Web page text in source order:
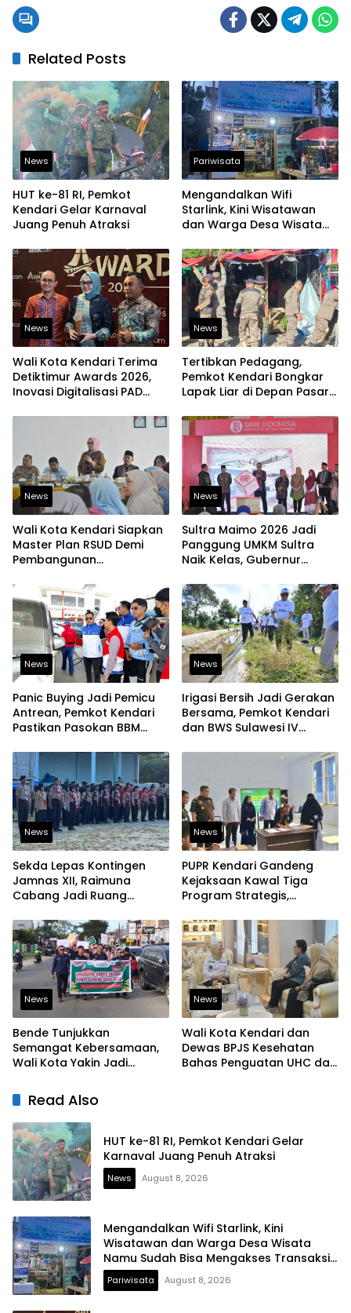
Related Posts
News
HUT ke-81 RI, Pemkot
Kendari Gelar Karnaval
Juang Penuh Atraksi
Pariwisata
Mengandalkan Wifi
Starlink, Kini Wisatawan
dan Warga Desa Wisata
Mengakses Transaksi
Digital
News
Wali Kota Kendari Terima
Detiktimur Awards 2026,
Inovasi Digitalisasi PAD
News
Tertibkan Pedagang,
Pemkot Kendari Bongkar
Lapak Liar di Depan Pasar
News
Wali Kota Kendari Siapkan
Master Plan RSUD Demi
Pembangunan
News
Sultra Maimo 2026 Jadi
Panggung UMKM Sultra
Naik Kelas, Gubernur
Tembus Pasar Ekspor
News
Panic Buying Jadi Pemicu
Antrean, Pemkot Kendari
Pastikan Pasokan BBM
News
Irigasi Bersih Jadi Gerakan
Bersama, Pemkot Kendari
dan BWS Sulawesi IV
Pangan
News
Sekda Lepas Kontingen
Jamnas XII, Raimuna
Cabang Jadi Ruang
dan Berjiwa Pemimpin
News
PUPR Kendari Gandeng
Kejaksaan Kawal Tiga
Program Strategis,
Bangun Infrastruktur
Berintegritas
News
Bende Tunjukkan
Semangat Kebersamaan,
Wali Kota Yakin Jadi
Lain
News
Wali Kota Kendari dan
Dewas BPJS Kesehatan
Bahas Penguatan UHC dan
Read Also
HUT ke-81 RI, Pemkot Kendari Gelar
Karnaval Juang Penuh Atraksi
News August 8, 2026
Mengandalkan Wifi Starlink, Kini
Wisatawan dan Warga Desa Wisata
Namu Sudah Bisa Mengakses Transaksi
Digital
Pariwisata August 8, 2026